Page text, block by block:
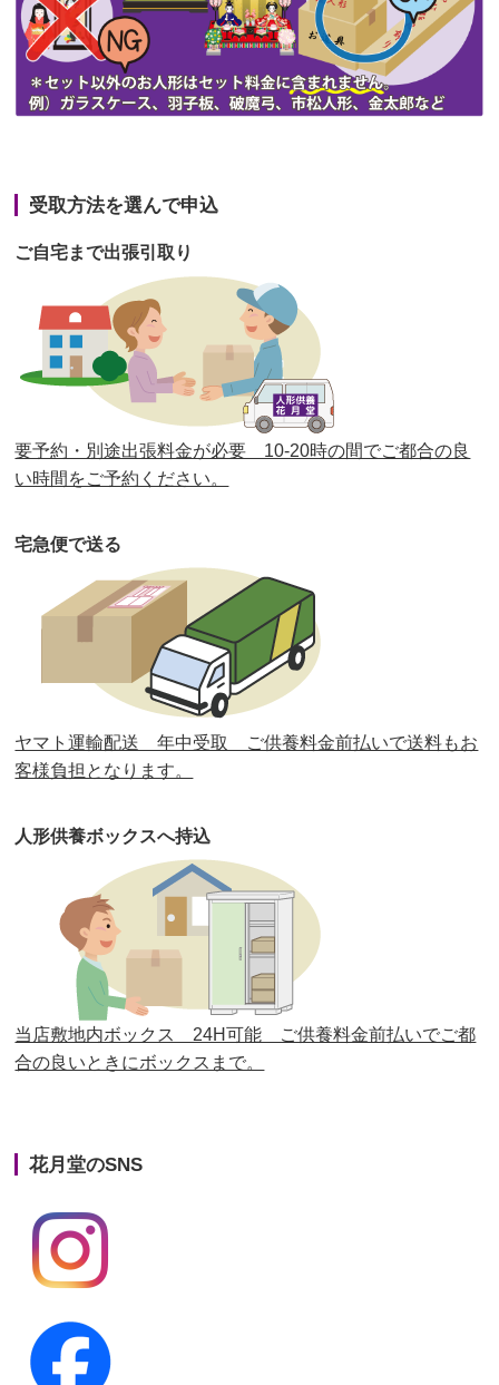
第44回人形供養祭令和3年6月3日(木)
第43回人形供養祭令和3年4月23日(金)
第39回人形供養祭令和2年10月22日(木)
第38回人形供養祭 令和2年8月26日(水)
第37回人形供養祭 令和2年6月8日(月)
第36回人形供養祭 令和2年4月16日(木)
第35回人形供養祭令和2年2月13日(木)
第33回人形供養祭
第32回人形供養祭 令和元年6月12日(水)
第31回人形供養祭 平成31年3月13日(水)
第30回人形供養祭平成30年11月28日(水)
第29回人形供養祭平成30年5月23日(水)
第27回人形供養祭平成29年6月14日(水)
第26回人形供養祭平成28年12月15日(木)
第25回人形供養祭 平成28年6月16日(木)
第24回人形供養祭 平成27年11月27日
第23回人形供養祭平成26年12月5日
第22回人形供養祭平成26年4月28日
第20回人形供養祭
第19回人形供養祭
第18回人形供養祭
第16回人形供養祭
受取方法を選んで申込
ご自宅まで出張引取り
要予約・別途出張料金が必要 10-20時の間でご都合の良
い時間をご予約ください。
宅急便で送る
ヤマト運輸配送 年中受取 ご供養料金前払いで送料もお
客様負担となります。
人形供養ボックスへ持込
当店敷地内ボックス 24H可能 ご供養料金前払いでご都
合の良いときにボックスまで。
花月堂のSNS